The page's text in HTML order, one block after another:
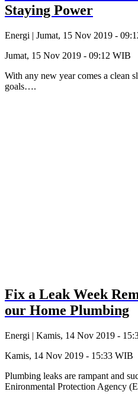
Staying Power
Energi | Jumat, 15 Nov 2019 -
Jumat, 15 Nov 2019 - 09:12 WIB
With any new year comes a clean
goals….
Fix a Leak Week
our Home Plumbing
Energi | Kamis, 14 Nov 2019 -
Kamis, 14 Nov 2019 - 15:33 WIB
Plumbing leaks are rampant and
Enironmental Protection Agency